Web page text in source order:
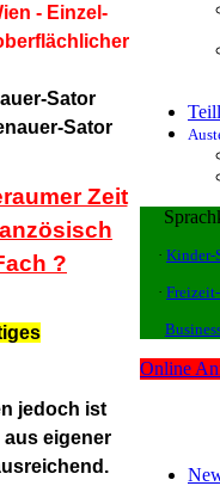
Sator
Sator
Zeit
?
jedoch ist
aus eigener
· Kinder-
·
Online